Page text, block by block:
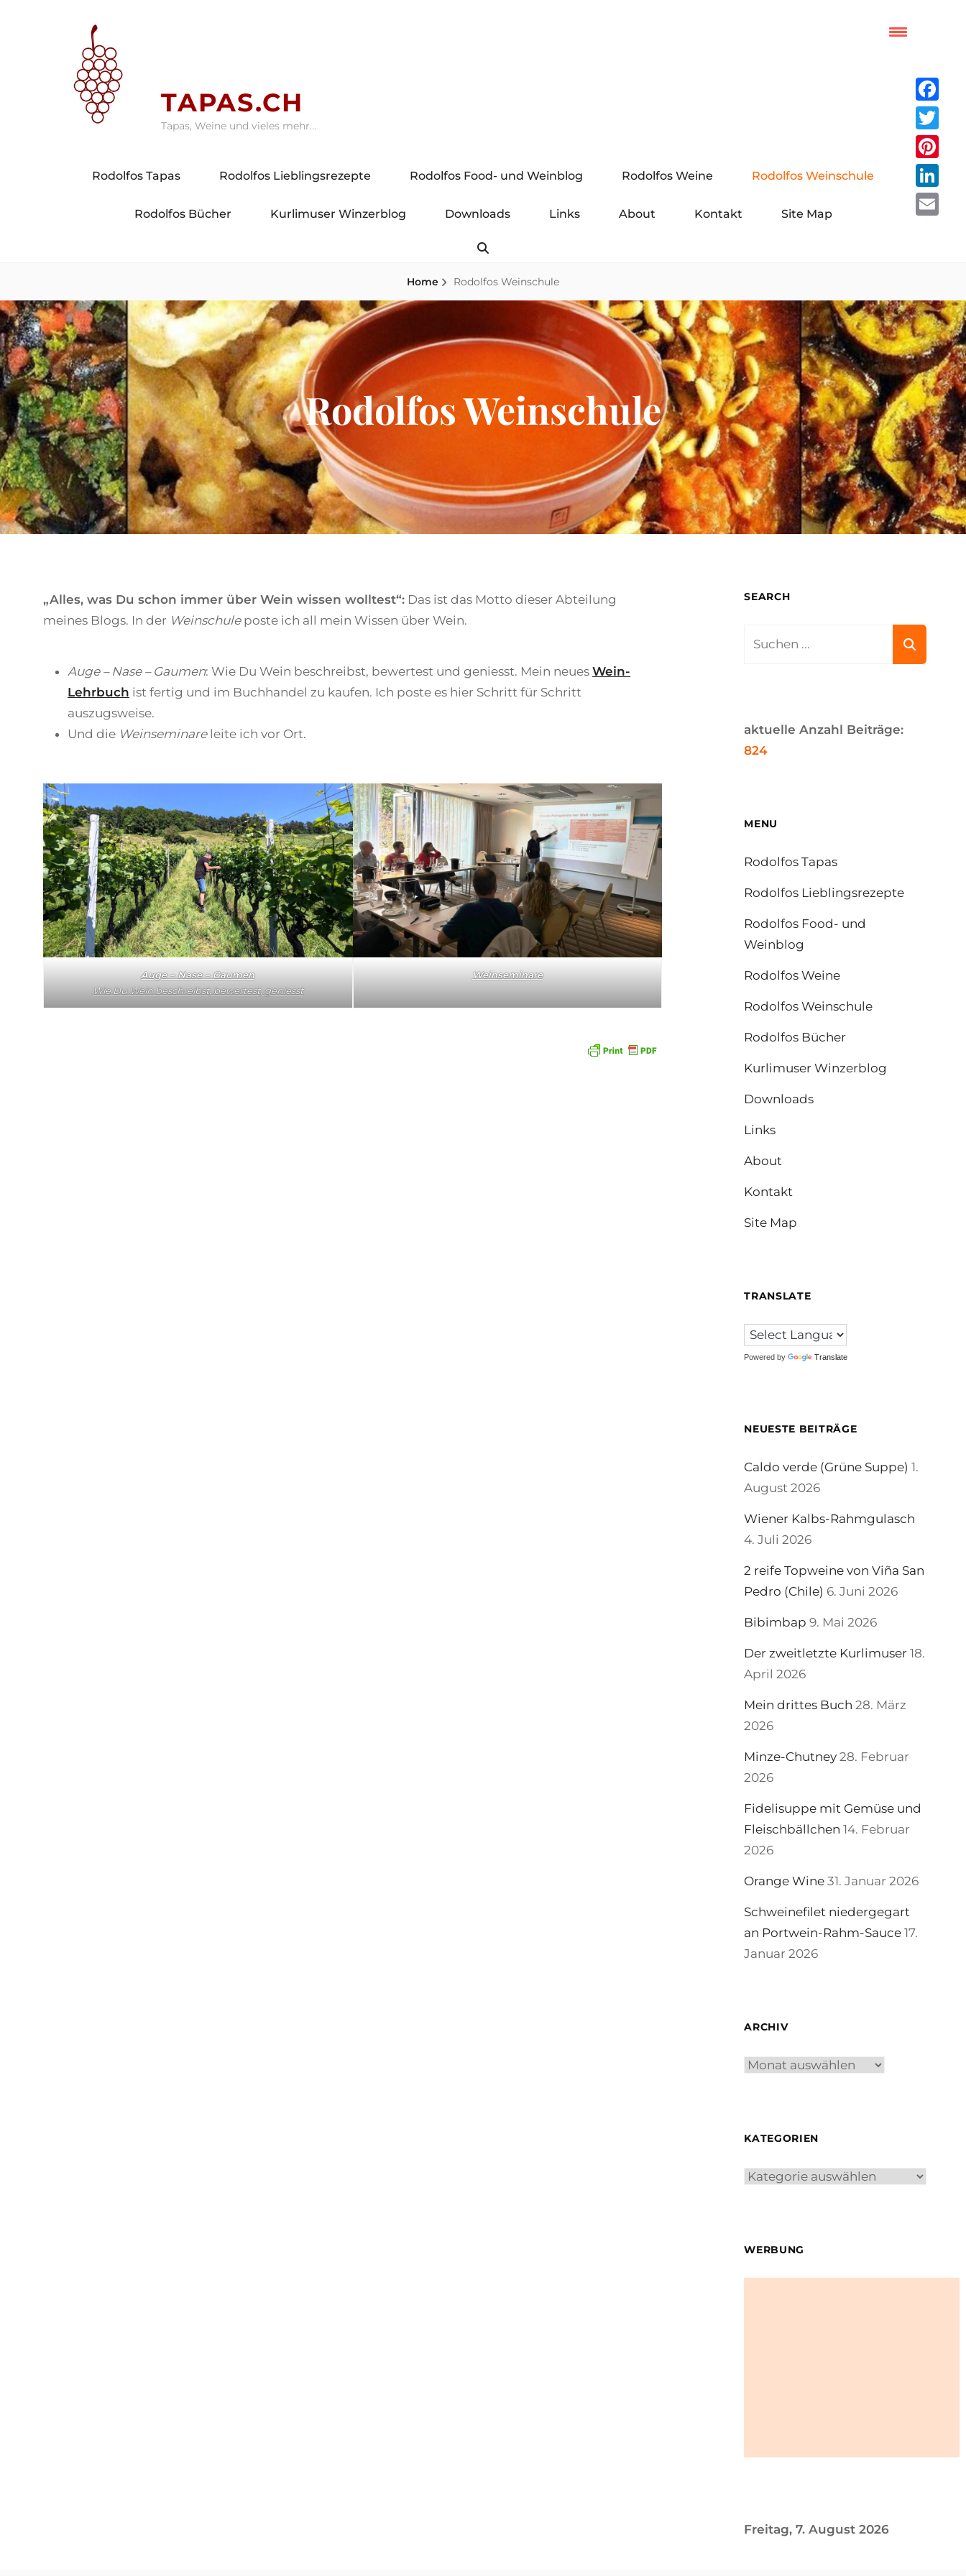
TAPAS.CH
Tapas, Weine und vieles mehr…
Rodolfos Tapas Rodolfos Lieblingsrezepte Rodolfos Food- und Weinblog Rodolfos Weine Rodolfos Weinschule
Rodolfos Bücher Kurlimuser Winzerblog Downloads Links About Kontakt Site Map
Home Rodolfos Weinschule
Rodolfos Weinschule
„Alles, was Du schon immer über Wein wissen wolltest“: Das ist das Motto dieser Abteilung
meines Blogs. In der Weinschuleposte ich all mein Wissen über Wein.
Auge – Nase – Gaumen: Wie Du Wein beschreibst, bewertest und geniesst. Mein neues Wein-
Lehrbuch ist fertig und im Buchhandel zu kaufen. Ich poste es hier Schritt für Schritt
auszugsweise.
Und die Weinseminareleite ich vor Ort.
Auge – Nase – Gaumen
Wie Du Wein beschreibst, bewertest, geniesst
Weinseminare
SEARCH
aktuelle Anzahl Beiträge:
824
MENU
Rodolfos Tapas
Rodolfos Lieblingsrezepte
Rodolfos Food- und
Weinblog
Rodolfos Weine
Rodolfos Weinschule
Rodolfos Bücher
Kurlimuser Winzerblog
Downloads
Links
About
Kontakt
Site Map
TRANSLATE
Powered by Translate
NEUESTE BEITRÄGE
Caldo verde (Grüne Suppe) 1.
August 2026
Wiener Kalbs-Rahmgulasch
4. Juli 2026
2 reife Topweine von Viña San
Pedro (Chile) 6. Juni 2026
Bibimbap 9. Mai 2026
Der zweitletzte Kurlimuser 18.
April 2026
Mein drittes Buch 28. März
2026
Minze-Chutney 28. Februar
2026
Fidelisuppe mit Gemüse und
Fleischbällchen 14. Februar
2026
Orange Wine 31. Januar 2026
Schweinefilet niedergegart
an Portwein-Rahm-Sauce 17.
Januar 2026
ARCHIV
Archiv
KATEGORIEN
Kategorien
WERBUNG
Freitag, 7. August 2026
Twitter